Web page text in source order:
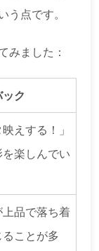
点です。
みました：
ク
えする！」
楽しんでい
上品で落ち着
ることが多